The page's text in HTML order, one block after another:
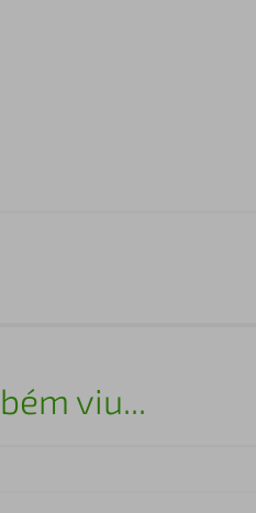
viu...